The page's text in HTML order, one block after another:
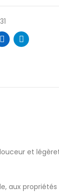
et
aux